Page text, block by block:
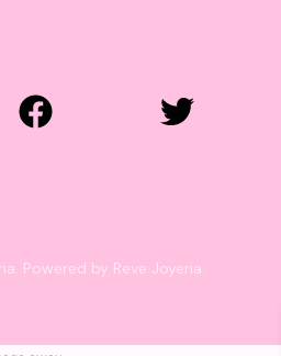
Powered by Reve Joyeria.